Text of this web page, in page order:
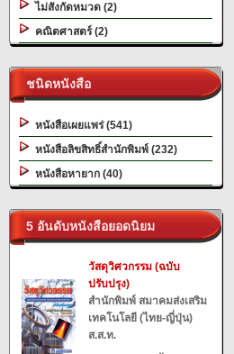
ไม่สังกัดหมวด (2)
คณิตศาสตร์ (2)
ชนิดหนังสือ
หนังสือเผยแพร่ (541)
หนังสือลิขสิทธิ์สำนักพิมพ์ (232)
หนังสือหายาก (40)
5 อันดับหนังสือยอดนิยม
วัสดุวิศวกรรม (ฉบับ
ปรับปรุง)
สำนักพิมพ์ สมาคมส่งเสริม
เทคโนโลยี (ไทย-ญี่ปุ่น)
ส.ส.ท.